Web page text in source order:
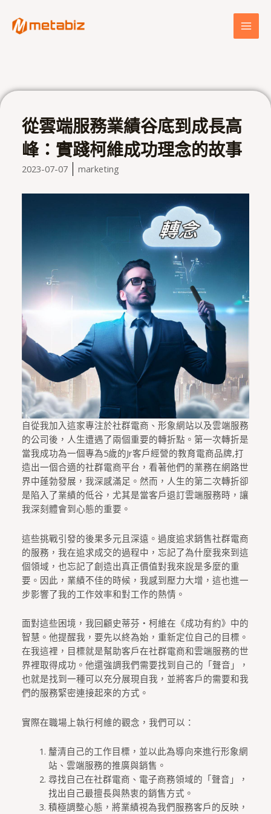
從雲端服務業績谷底到成長高
峰：實踐柯維成功理念的故事
2023-07-07 marketing
自從我加入這家專注於社群電商、形象網站以及雲端服務
的公司後，人生遭遇了兩個重要的轉折點。第一次轉折是
當我成功為一個專為5歲的Jr客戶經營的教育電商品牌,打
造出一個合適的社群電商平台，看著他們的業務在網路世
界中蓬勃發展，我深感滿足。然而，人生的第二次轉折卻
是陷入了業績的低谷，尤其是當客戶退訂雲端服務時，讓
我深刻體會到心態的重要。
這些挑戰引發的後果多元且深遠。過度追求銷售社群電商
的服務，我在追求成交的過程中，忘記了為什麼我來到這
個領域，也忘記了創造出真正價值對我來說是多麼的重
要。因此，業績不佳的時候，我感到壓力大增，這也進一
步影響了我的工作效率和對工作的熱情。
面對這些困境，我回顧史蒂芬‧柯維在《成功有約》中的
智慧。他提醒我，要先以終為始，重新定位自己的目標。
在我這裡，目標就是幫助客戶在社群電商和雲端服務的世
界裡取得成功。他還強調我們需要找到自己的「聲音」，
也就是找到一種可以充分展現自我，並將客戶的需要和我
們的服務緊密連接起來的方式。
實際在職場上執行柯維的觀念，我們可以：
釐清自己的工作目標，並以此為導向來進行形象網
站、雲端服務的推廣與銷售。
尋找自己在社群電商、電子商務領域的「聲音」，
找出自己最擅長與熱衷的銷售方式。
積極調整心態，將業績視為我們服務客戶的反映，